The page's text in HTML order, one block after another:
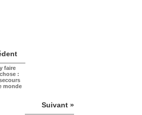
y faire
:
monde
Suivant »